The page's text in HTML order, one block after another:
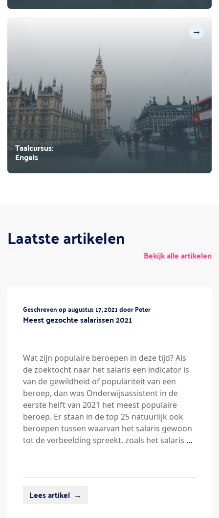
Taalcursus:
Engels
→
Laatste artikelen
Bekijk alle artikelen
Geschreven op augustus 17, 2021 door Peter
Meest gezochte salarissen 2021
Wat zijn populaire beroepen in deze tijd? Als
de zoektocht naar het salaris een indicator is
van de gewildheid of populariteit van een
beroep, dan was Onderwijsassistent in de
eerste helft van 2021 het meest populaire
beroep. Er staan in de top 25 natuurlijk ook
beroepen tussen waarvan het salaris gewoon
tot de verbeelding spreekt, zoals het salaris …
Lees artikel